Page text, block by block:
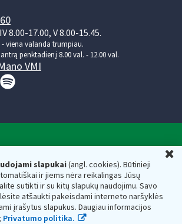
slapukai(angl. cookies). Būtinieji
ir jiems nėra reikalingas Jūsų
sutikti ir su kitų slapukų naudojimu. Savo
atšaukti pakeisdami interneto naršyklės
įrašytus slapukus. Daugiau informacijos
Privatumo politika.
8.00-17.00, V 8.00-15.45.
- viena valanda trumpiau.
penktadienį 8.00 val. - 12.00 val.
VMI
ministerijos
asmens kodas — 188659752,
osios g. 14, 01107 Vilnius, Lietuva, el.paštas:
dėžutės adresas 188659752
mokesčių inspekciją prie Lietuvos